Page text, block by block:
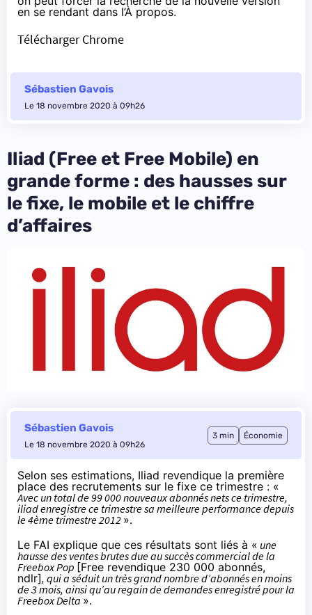
en se rendant dans l’À propos.
Télécharger Chrome
Sébastien Gavois
Le 18 novembre 2020 à 09h26
Iliad (Free et Free Mobile) en
grande forme : des hausses sur
le fixe, le mobile et le chiffre
d’affaires
Sébastien Gavois
Le 18 novembre 2020 à 09h26
3 min Économie
Selon ses estimations, Iliad revendique la première
place des recrutements sur le fixe ce trimestre : «
Avec un total de 99 000 nouveaux abonnés nets ce trimestre,
iliad enregistre ce trimestre sa meilleure performance depuis
le 4ème trimestre 2012 ».
Le FAI explique que ces résultats sont liés à « une
hausse des ventes brutes due au succès commercial de la
Freebox Pop [Free revendique 230 000 abonnés,
ndlr], qui a séduit un très grand nombre d’abonnés en moins
de 3 mois, ainsi qu’au regain de demandes enregistré pour la
Freebox Delta ».